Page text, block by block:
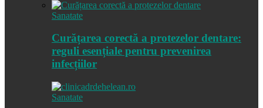
Sanatate
Curățarea corectă a protezelor dentare:
reguli esențiale pentru prevenirea
infecțiilor
Sanatate